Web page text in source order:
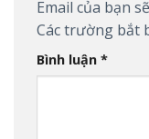
Email của bạn
Các trường bắt
Bình luận *